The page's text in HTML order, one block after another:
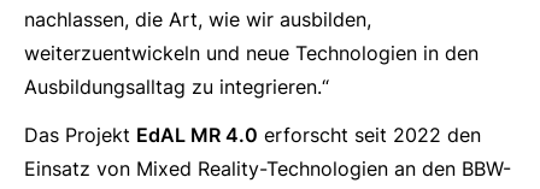
nachlassen, die Art, wie wir ausbilden,
weiterzuentwickeln und neue Technologien in den
Ausbildungsalltag zu integrieren.“
Das Projekt EdAL MR 4.0 erforscht seit 2022 den
Einsatz von Mixed Reality-Technologien an den BBW-